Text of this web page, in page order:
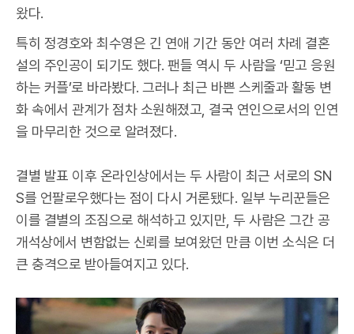
왔다.
특히 정경호와 최수영은 긴 연애 기간 동안 여러 차례 결혼
설의 주인공이 되기도 했다. 팬들 역시 두 사람을 ‘믿고 응원
하는 커플’로 바라봤다. 그러나 최근 바쁜 스케줄과 활동 변
화 속에서 관계가 점차 소원해졌고, 결국 연인으로서의 인연
을 마무리한 것으로 알려졌다.
결별 발표 이후 온라인상에서는 두 사람이 최근 서로의 SN
S를 언팔로우했다는 점이 다시 거론됐다. 일부 누리꾼들은
이를 결별의 조짐으로 해석하고 있지만, 두 사람은 그간 공
개석상에서 변함없는 신뢰를 보여왔던 만큼 이번 소식은 더
큰 충격으로 받아들여지고 있다.